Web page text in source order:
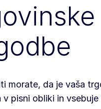
morate, da je vaša
pisni obliki in vsebuje